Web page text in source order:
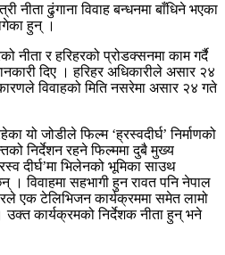
नीता ढुंगाना विवाह बन्धनमा बाँधिने भएका
हुन् ।
नीता र हरिहरको प्रोडक्सनमा काम गर्दै
दिए । हरिहर अधिकारीले असार २४
विवाहको मिति नसरेमा असार २४ गते
यो जोडीले फिल्म ‘ह्रस्वदीर्घ’ निर्माणको
निर्देशन रहने फिल्ममा दुबै मुख्य
दीर्घ’मा भिलेनको भूमिका साउथ
। विवाहमा सहभागी हुन रावत पनि नेपाल
एक टेलिभिजन कार्यक्रममा समेत लामो
कार्यक्रमको निर्देशक नीता हुन् भने